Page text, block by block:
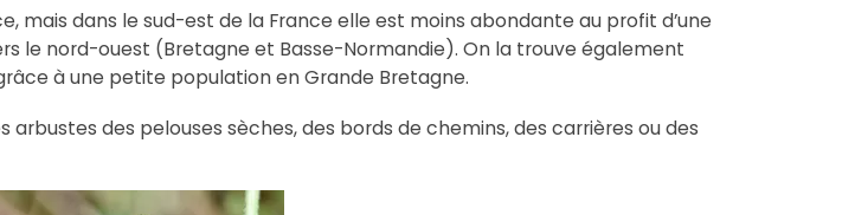
mais dans le sud-est de la France elle est moins abondante au profit d’une
le nord-ouest (Bretagne et Basse-Normandie). On la trouve également
à une petite population en Grande Bretagne.
arbustes des pelouses sèches, des bords de chemins, des carrières ou des